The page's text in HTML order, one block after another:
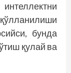
бунда
қулай ва